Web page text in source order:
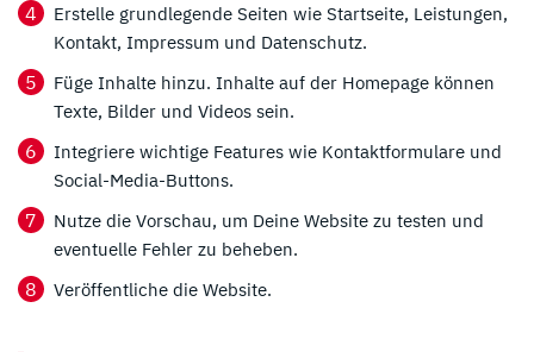
Erstelle grundlegende Seiten wie Startseite, Leistungen,
Kontakt, Impressum und Datenschutz.
Füge Inhalte hinzu. Inhalte auf der Homepage können
Texte, Bilder und Videos sein.
Integriere wichtige Features wie Kontaktformulare und
Social-Media-Buttons.
Nutze die Vorschau, um Deine Website zu testen und
eventuelle Fehler zu beheben.
Veröffentliche die Website.